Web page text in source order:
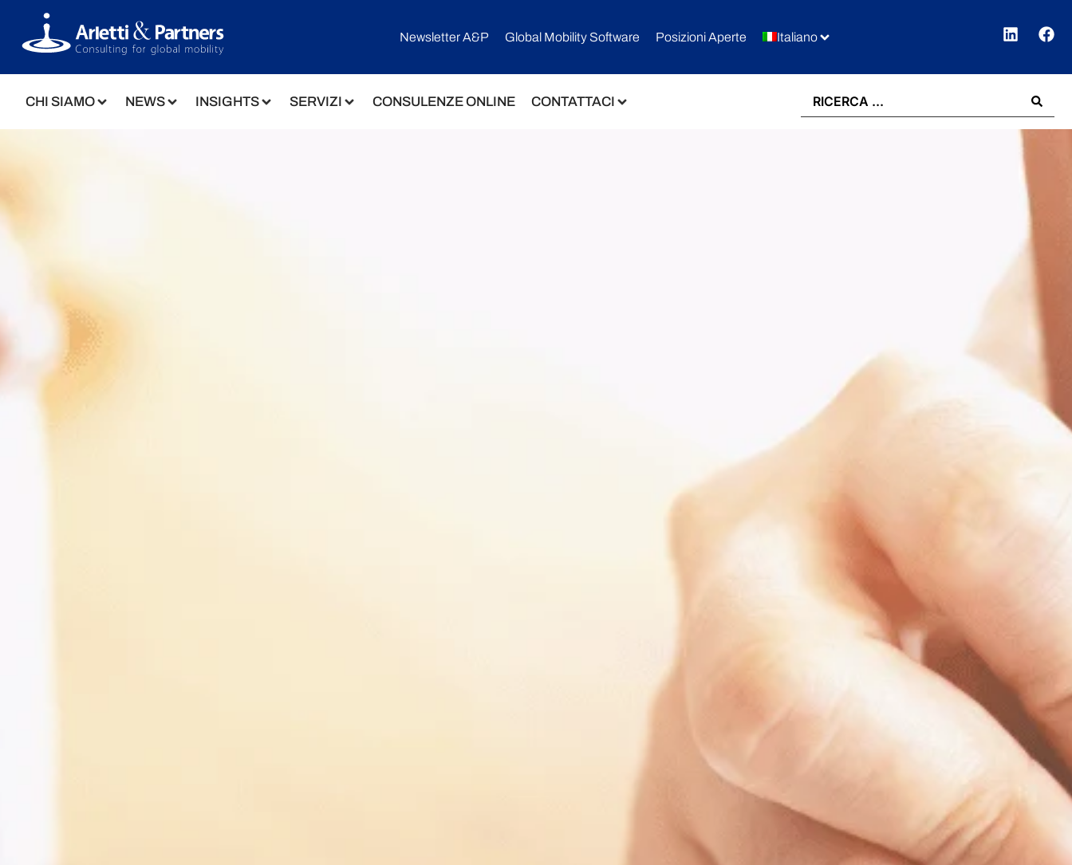
Newsletter A&P Global Mobility Software​ Posizioni Aperte Italiano
CHI SIAMO NEWS INSIGHTS SERVIZI CONSULENZE ONLINE CONTATTACI